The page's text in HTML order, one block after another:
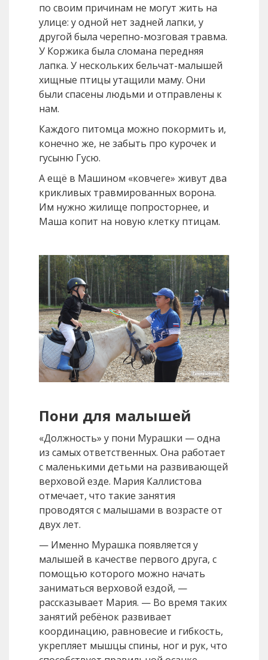
по своим причинам не могут жить на
улице: у одной нет задней лапки, у
другой была черепно-мозговая травма.
У Коржика была сломана передняя
лапка. У нескольких бельчат-малышей
хищные птицы утащили маму. Они
были спасены людьми и отправлены к
нам.
Каждого питомца можно покормить и,
конечно же, не забыть про курочек и
гусыню Гусю.
А ещё в Машином «ковчеге» живут два
крикливых травмированных ворона.
Им нужно жилище попросторнее, и
Маша копит на новую клетку птицам.
Пони для малышей
«Должность» у пони Мурашки — одна
из самых ответственных. Она работает
с маленькими детьми на развивающей
верховой езде. Мария Каллистова
отмечает, что такие занятия
проводятся с малышами в возрасте от
двух лет.
— Именно Мурашка появляется у
малышей в качестве первого друга, с
помощью которого можно начать
заниматься верховой ездой, —
рассказывает Мария. — Во время таких
занятий ребёнок развивает
координацию, равновесие и гибкость,
укрепляет мышцы спины, ног и рук, что